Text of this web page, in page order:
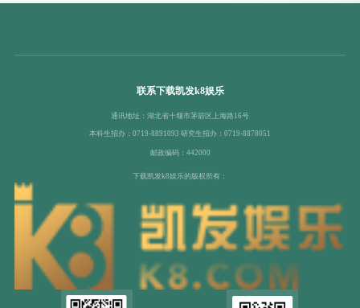
联系下载凯发k8娱乐
通讯地址：湖北省十堰市茅箭区上海路16号
本科生招办：0719-8891093 研究生招办：0719-8878051
邮政编码：442000
下载凯发k8娱乐的版权所有：